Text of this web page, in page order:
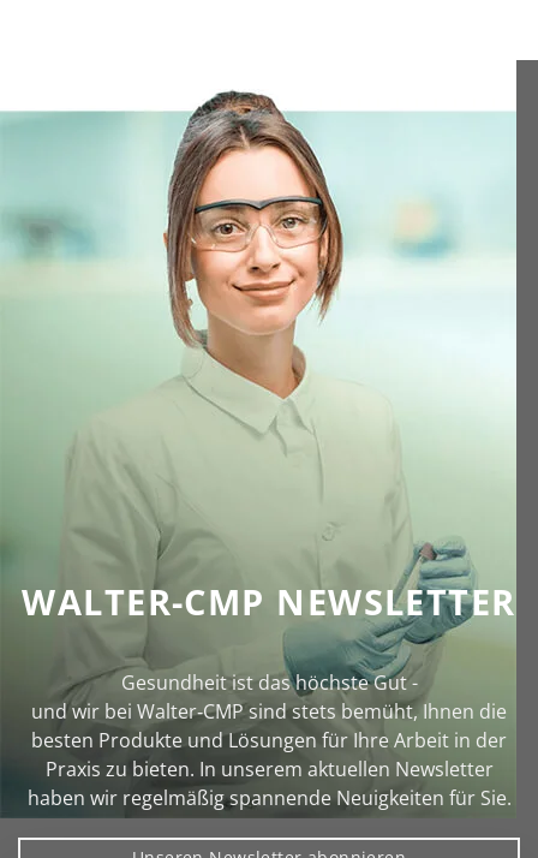
WALTER-CMP NEWSLETTER
Gesundheit ist das höchste Gut -
und wir bei Walter‑CMP sind stets bemüht, Ihnen die
besten Produkte und Lösungen für Ihre Arbeit in der
Praxis zu bieten. In unserem aktuellen Newsletter
haben wir regelmäßig spannende Neuigkeiten für Sie.